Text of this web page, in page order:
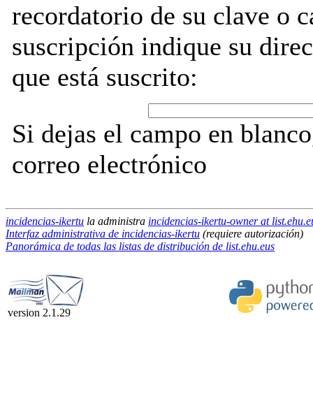
recordatorio de su clave o
suscripción indique su
que está suscrito:
Si dejas el campo en
correo electrónico
incidencias-ikertu la administra incidencias-ikertu-owner at
Interfaz administrativa de incidencias-ikertu (requiere autorización)
Panorámica de todas las listas de distribución de list.ehu.eus
version 2.1.29